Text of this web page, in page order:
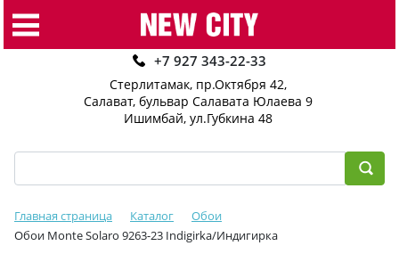
+7 927 343-22-33
Стерлитамак, пр.Октября 42,
Салават, бульвар Салавата Юлаева 9
Ишимбай, ул.Губкина 48
Главная страница Каталог
Обои
Обои Monte Solaro 9263-23 Indigirka/Индигирка